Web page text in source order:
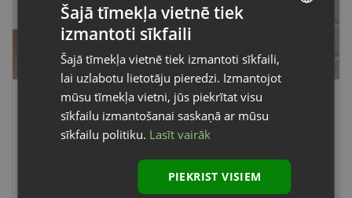
RIPO sekciju vārti R80
Paneļu biezums:80 mm
Siltumcaurlaidības koeficients (U):
0,25 (W/m2K)
- vārtiem (5x5m) kopumā:
ENGLISH
Šajā tīmekļa vietnē tiek
izmantoti sīkfaili
Šajā tīmekļa vietnē tiek izmantoti sīkfaili,
lai uzlabotu lietotāju pieredzi. Izmantojot
mūsu tīmekļa vietni, jūs piekrītat visu
sīkfailu izmantošanai saskaņā ar mūsu
sīkfailu politiku. Lasīt vairāk
PIEKRIST VISIEM